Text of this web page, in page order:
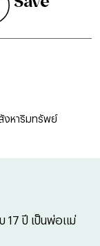
งหาริมทรัพย์
17 ปี เป็นพ่อแม่